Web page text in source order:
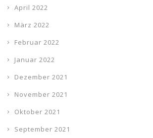
April 2022
März 2022
Februar 2022
Januar 2022
Dezember 2021
November 2021
Oktober 2021
September 2021